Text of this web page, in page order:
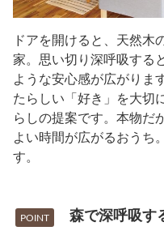
ドアを開けると、天然木
家。思い切り深呼吸する
ような安心感が広がりま
たらしい「好き」を大切
らしの提案です。本物だ
よい時間が広がるおうち
す。
POINT 森で深呼吸す